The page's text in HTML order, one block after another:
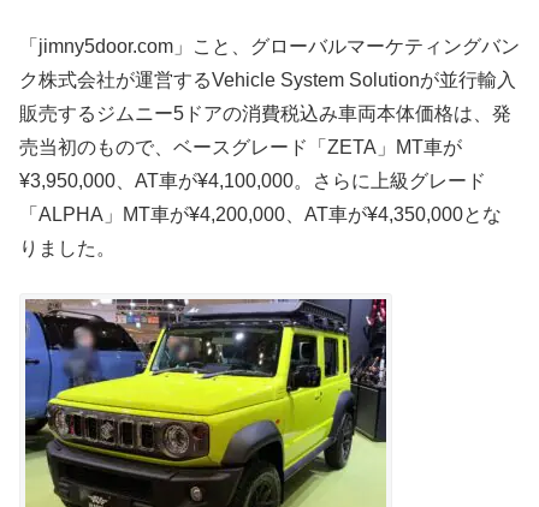
「jimny5door.com」こと、グローバルマーケティングバン
ク株式会社が運営するVehicle System Solutionが並行輸入
販売するジムニー5ドアの消費税込み車両本体価格は、発
売当初のもので、ベースグレード「ZETA」MT車が
¥3,950,000、AT車が¥4,100,000。さらに上級グレード
「ALPHA」MT車が¥4,200,000、AT車が¥4,350,000とな
りました。